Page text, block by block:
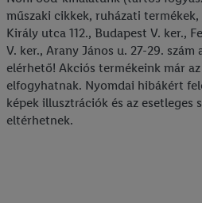
műszaki cikkek, ruházati
Király utca 112., Budapest V. ker.,
V. ker., Arany János u. 27-29.
elérhető! Akciós termékeink már
elfogyhatnak. Nyomdai hibákért
képek illusztrációk és az esetleges
eltérhetnek.